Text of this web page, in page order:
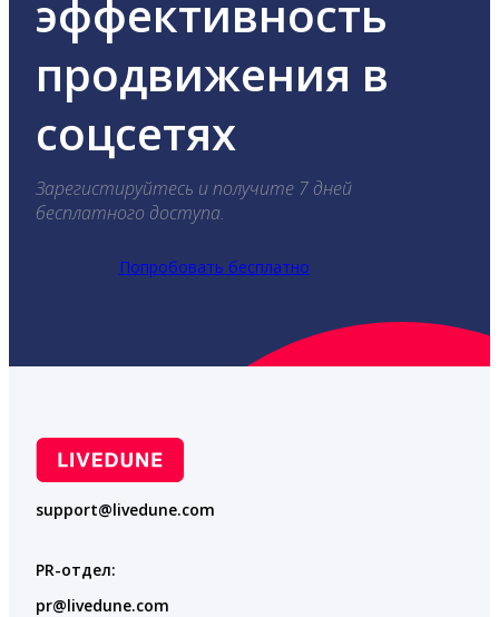
эффективность
продвижения в
соцсетях
Зарегистируйтесь и получите 7 дней
бесплатного доступа.
Попробовать бесплатно
support@livedune.com
PR-отдел:
pr@livedune.com